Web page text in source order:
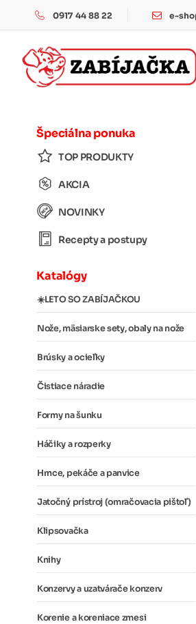
0917 44 88 22 e-
Špeciálna ponuka
TOP PRODUKTY
AKCIA
NOVINKY
Recepty a postupy
Katalógy
☀️LETO SO ZABÍJAČKOU
Nože, mäsiarske sety, obaly na nože
Brúsky a ocieľky
Čistiace náradie
Formy na šunku
Háčiky a rozperky
Hrnce, pekáče a panvice
Jatočný prístroj (omračovacia pištoľ)
Klipsovačka
Knihy
Konzervy a uzatvárače konzerv
Korenie a koreniace zmesi